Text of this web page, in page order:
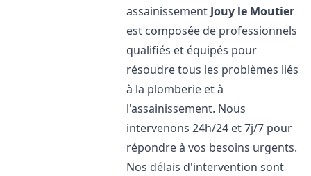
assainissement Jouy le Moutier
est composée de professionnels
qualifiés et équipés pour
résoudre tous les problèmes liés
à la plomberie et à
l'assainissement. Nous
intervenons 24h/24 et 7j/7 pour
répondre à vos besoins urgents.
Nos délais d'intervention sont